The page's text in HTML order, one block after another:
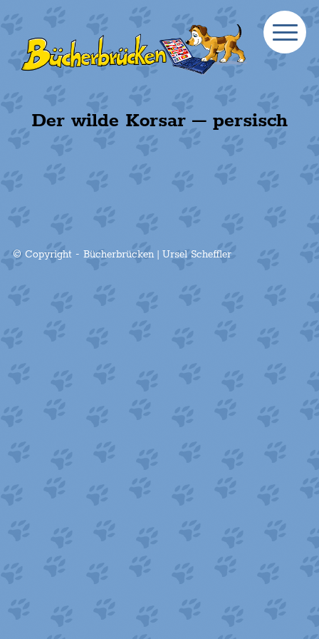
Der wilde Korsar – persisch
© Copyright - Bücherbrücken | Ursel Scheffler